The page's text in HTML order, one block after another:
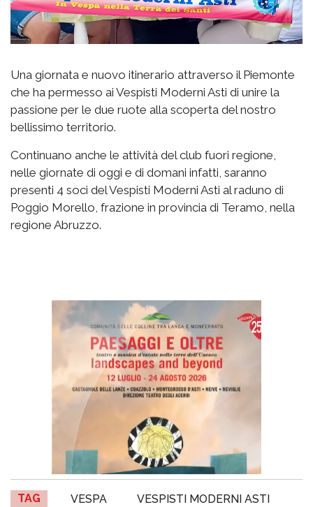
Una giornata e nuovo itinerario attraverso il Piemonte
che ha permesso ai Vespisti Moderni Asti di unire la
passione per le due ruote alla scoperta del nostro
bellissimo territorio.
Continuano anche le attività del club fuori regione,
nelle giornate di oggi e di domani infatti, saranno
presenti 4 soci del Vespisti Moderni Asti al raduno di
Poggio Morello, frazione in provincia di Teramo, nella
regione Abruzzo.
TAG VESPA
VESPISTI MODERNI ASTI